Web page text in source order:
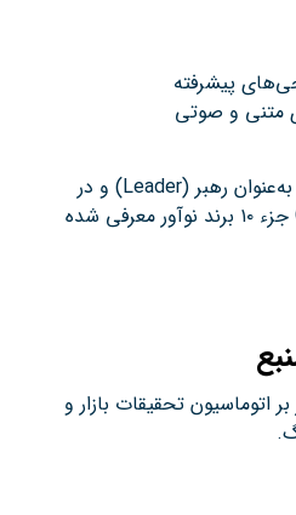
پیشرفته
متنی و صوتی
در گزارش Gartner ۲۰۲۴ به‌عنوان رهبر (Leader) و در
GreenBook GRIT ۲۰۲۴ جزء ۱۰ برند نوآور معرفی شده
اتوماسیون تحقیقات بازار و